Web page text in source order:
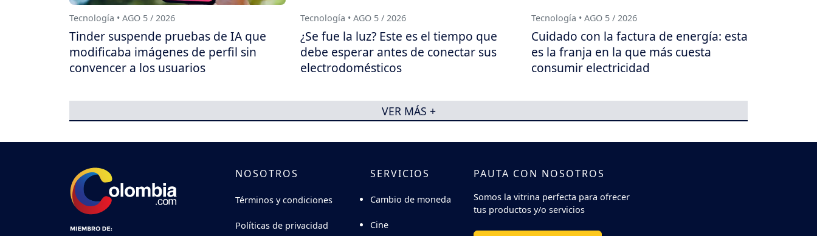
Tecnología • AGO 5 / 2026
Tinder suspende pruebas de IA que
modificaba imágenes de perfil sin
convencer a los usuarios
Tecnología • AGO 5 / 2026
¿Se fue la luz? Este es el tiempo que
debe esperar antes de conectar sus
electrodomésticos
Tecnología • AGO 5 / 2026
Cuidado con la factura de energía: esta
es la franja en la que más cuesta
consumir electricidad
VER MÁS +
NOSOTROS
Términos y condiciones
Políticas de privacidad
SERVICIOS
Cambio de moneda
Cine
PAUTA CON NOSOTROS
Somos la vitrina perfecta para ofrecer
tus productos y/o servicios